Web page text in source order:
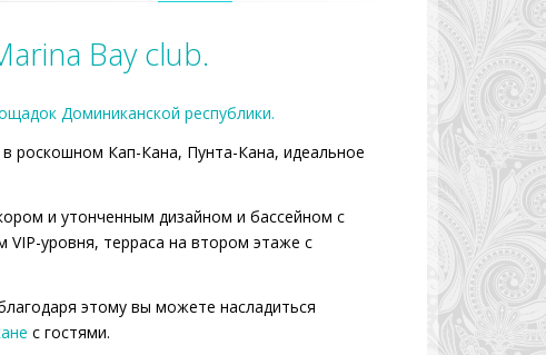
Bay club.
Доминиканской республики.
роскошном Кап-Кана, Пунта-Кана, идеальное
и утонченным дизайном и бассейном с
VIP-уровня, терраса на втором этаже с
этому вы можете насладиться
с гостями.